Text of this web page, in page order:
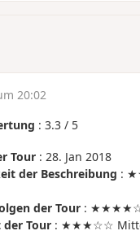
20:02
: 3.3 / 5
Tour : 28. Jan 2018
der Beschreibung :
der Tour : ★★★★☆
Tour : ★★★☆☆